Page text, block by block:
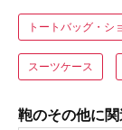
トートバッグ・シ
スーツケース
鞄のその他に